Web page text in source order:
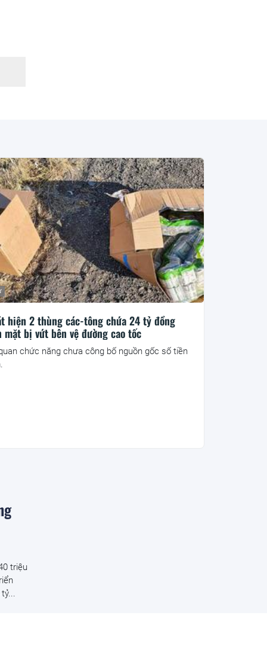
hiện 2 thùng các-tông chứa 24 tỷ đồng
mặt bị vứt bên vệ đường cao tốc
chức năng chưa công bố nguồn gốc số tiền
triệu